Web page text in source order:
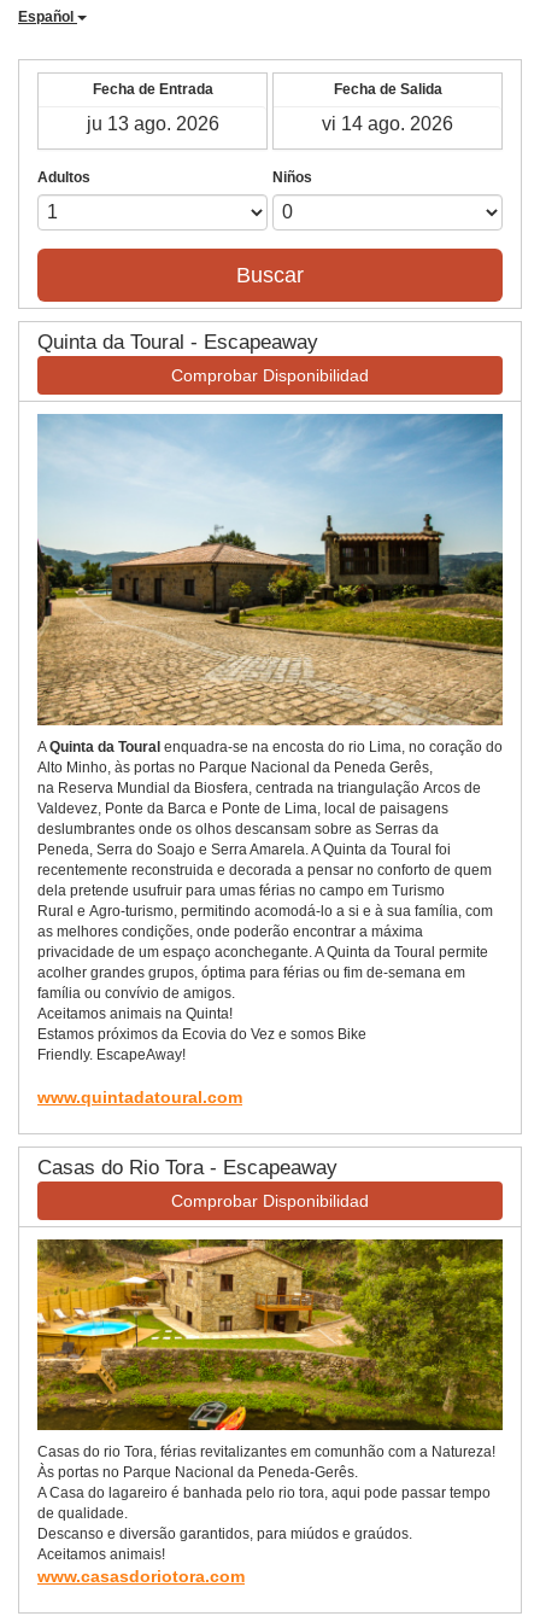
Español
Fecha de Entrada Fecha de Salida
Adultos Niños
Buscar
Quinta da Toural - Escapeaway
Comprobar Disponibilidad
AQuinta da Toural enquadra-se na encosta do rio Lima, no coração do
Alto Minho, às portas no Parque Nacional da Peneda Gerês,
na Reserva Mundial da Biosfera, centrada na triangulação Arcos de
Valdevez, Ponte da Barca e Ponte de Lima, local de paisagens
deslumbrantes onde os olhos descansam sobre as Serras da
Peneda, Serra do Soajo e Serra Amarela. A Quinta da Toural foi
recentemente reconstruida e decorada a pensar no conforto de quem
dela pretende usufruir para umas férias no campo em Turismo
Rural e Agro-turismo, permitindo acomodá-lo a si e à sua família, com
as melhores condições, onde poderão encontrar a máxima
privacidade de um espaço aconchegante. A Quinta da Toural permite
acolher grandes grupos, óptima para férias ou fim de-semana em
família ou convívio de amigos.
Aceitamos animais na Quinta!
Estamos próximos da Ecovia do Vez e somos Bike
Friendly. EscapeAway!
www.quintadatoural.com
Casas do Rio Tora - Escapeaway
Comprobar Disponibilidad
Casas do rio Tora, férias revitalizantes em comunhão com a Natureza!
Às portas no Parque Nacional da Peneda-Gerês.
A Casa do lagareiro é banhada pelo rio tora, aqui pode passar tempo
de qualidade.
Descanso e diversão garantidos, para miúdos e graúdos.
Aceitamos animais!
www.casasdoriotora.com